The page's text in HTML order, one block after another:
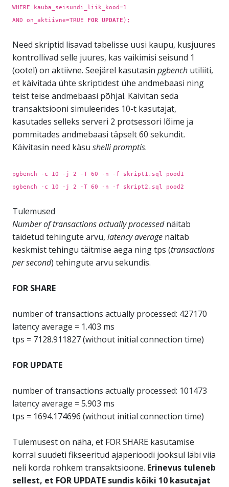
WHERE kauba_seisundi_liik_kood=1
AND on_aktiivne=TRUE FOR UPDATE );
Need skriptid lisavad tabelisse uusi kaupu, kusjuures
kontrollivad selle juures, kas vaikimisi seisund 1
(ootel) on aktiivne. Seejärel kasutasin pgbench utiliiti,
et käivitada ühte skriptidest ühe andmebaasi ning
teist teise andmebaasi põhjal. Käivitan seda
transaktsiooni simuleerides 10-t kasutajat,
kasutades selleks serveri 2 protsessori lõime ja
pommitades andmebaasi täpselt 60 sekundit.
Käivitasin need käsu shelli promptis.
pgbench -c 10 -j 2 -T 60 -n -f skript1.sql pood1
pgbench -c 10 -j 2 -T 60 -n -f skript2.sql pood2
Tulemused
Number of transactions actually processednäitab
täidetud tehingute arvu, latency average näitab
keskmist tehingu täitmise aega ning tps (transactions
per second) tehingute arvu sekundis.
FOR SHARE
number of transactions actually processed: 427170
latency average = 1.403 ms
tps = 7128.911827 (without initial connection time)
FOR UPDATE
number of transactions actually processed: 101473
latency average = 5.903 ms
tps = 1694.174696 (without initial connection time)
Tulemusest on näha, et FOR SHARE kasutamise
korral suudeti fikseeritud ajaperioodi jooksul läbi viia
neli korda rohkem transaktsioone. Erinevus tuleneb
sellest, et FOR UPDATE sundis kõiki 10 kasutajat